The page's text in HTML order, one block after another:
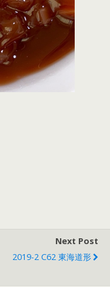
Next Post
2019-2 C62 東海道形